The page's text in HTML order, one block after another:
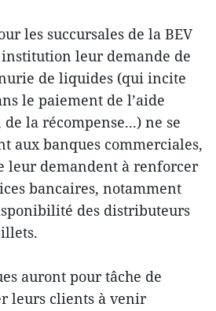
les succursales de la BEV
leur demande de
de liquides (qui incite
le paiement de l’aide
la récompense...) ne se
aux banques commerciales,
leur demandent à renforcer
bancaires, notamment
des distributeurs
auront pour tâche de
leurs clients à venir